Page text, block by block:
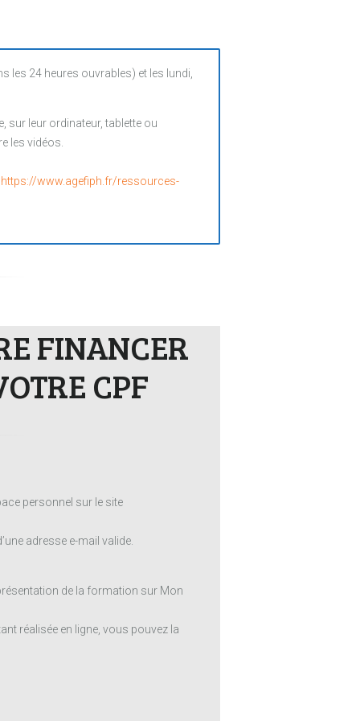
les 24 heures ouvrables) et les lundi,
sur leur ordinateur, tablette ou
les vidéos.
https://www.agefiph.fr/ressources-
FINANCER
CPF
personnel sur le site
adresse e-mail valide.
de la formation sur Mon
réalisée en ligne, vous pouvez la